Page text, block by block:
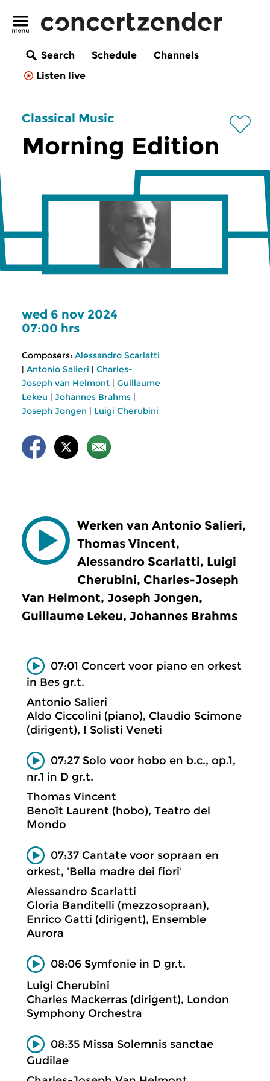
Search Schedule
Channels
Listen live
Classical Music
Morning Edition
wed 6 nov 2024
07:00 hrs
Composers: Alessandro Scarlatti
| Antonio Salieri | Charles-
Joseph van Helmont | Guillaume
Lekeu | Johannes Brahms |
Joseph Jongen | Luigi Cherubini
Werken van Antonio Salieri,
Thomas Vincent,
Alessandro Scarlatti, Luigi
Cherubini, Charles-Joseph
Van Helmont, Joseph Jongen,
Guillaume Lekeu, Johannes Brahms
07:01 Concert voor piano en orkest
in Bes gr.t.
Antonio Salieri
Aldo Ciccolini (piano), Claudio Scimone
(dirigent), I Solisti Veneti
07:27 Solo voor hobo en b.c., op.1,
nr.1 in D gr.t.
Thomas Vincent
Benoît Laurent (hobo), Teatro del
Mondo
07:37 Cantate voor sopraan en
orkest, 'Bella madre dei fiori'
Alessandro Scarlatti
Gloria Banditelli (mezzosopraan),
Enrico Gatti (dirigent), Ensemble
Aurora
08:06 Symfonie in D gr.t.
Luigi Cherubini
Charles Mackerras (dirigent), London
Symphony Orchestra
08:35 Missa Solemnis sanctae
Gudilae